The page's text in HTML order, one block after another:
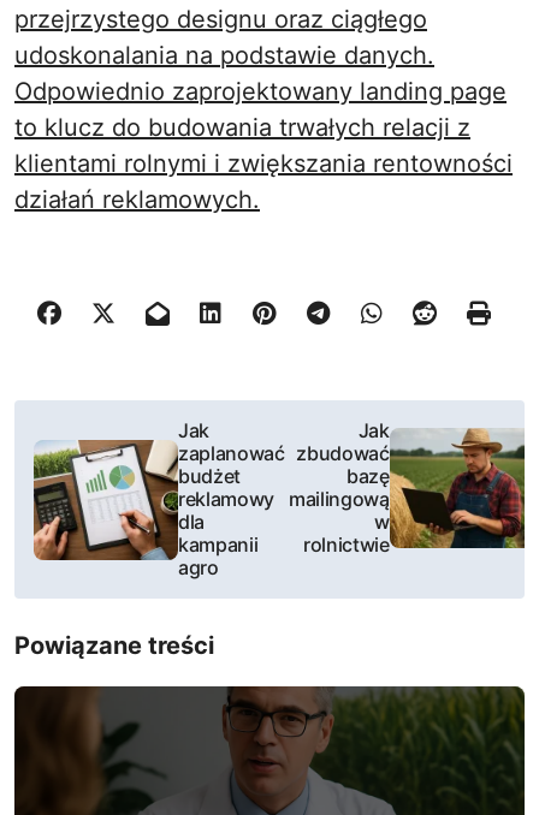
przejrzystego designu oraz ciągłego
udoskonalania na podstawie danych.
Odpowiednio zaprojektowany landing page
to klucz do budowania trwałych relacji z
klientami rolnymi i zwiększania rentowności
działań reklamowych.
w
a
Jak
zaplanować
budżet
reklamowy
dla
kampanii
agro
Jak
zbudować
bazę
mailingową
w
rolnictwie
Powiązane treści